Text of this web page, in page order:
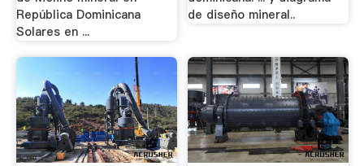
República Dominicana
Solares en ...
de diseño mineral..